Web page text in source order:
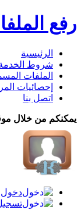
رفع
الرئيسية
شروط
الملفات
إحصائيات
اتصل بنا
يمكنكم من خلال
دخول